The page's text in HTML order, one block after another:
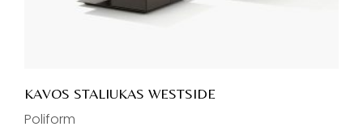
KAVOS STALIUKAS WESTSIDE
Poliform